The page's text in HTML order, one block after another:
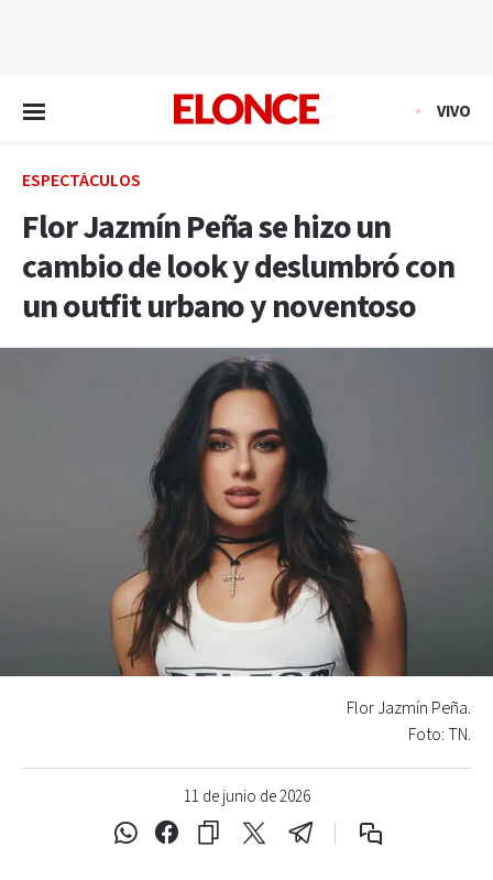
VIVO
ESPECTÁCULOS
Flor Jazmín Peña se hizo un
cambio de look y deslumbró con
un outfit urbano y noventoso
11 de junio de 2026
Flor Jazmín Peña.
Foto: TN.